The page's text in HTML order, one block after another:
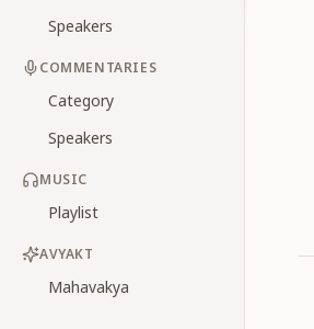
Speakers
COMMENTARIES
Category
Speakers
MUSIC
Playlist
AVYAKT
Mahavakya